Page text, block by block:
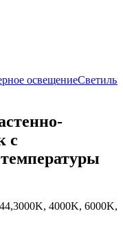
освещение
с
4000K, 6000K,